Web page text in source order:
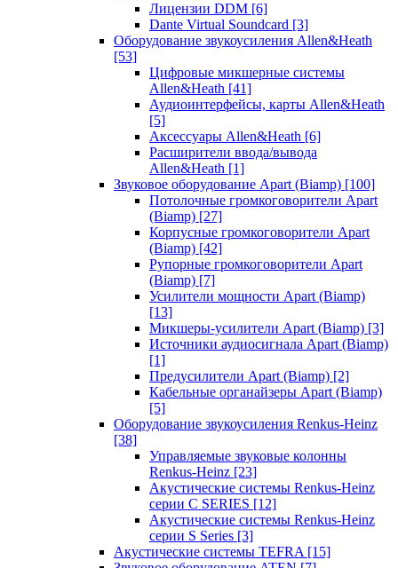
Лицензии DDM [6]
Dante Virtual Soundcard [3]
Оборудование звукоусиления Allen&Heath
[53]
Цифровые микшерные системы
Allen&Heath [41]
Аудиоинтерфейсы, карты Allen&Heath
[5]
Аксессуары Allen&Heath [6]
Расширители ввода/вывода
Allen&Heath [1]
Звуковое оборудование Apart (Biamp) [100]
Потолочные громкоговорители Apart
(Biamp) [27]
Корпусные громкоговорители Apart
(Biamp) [42]
Рупорные громкоговорители Apart
(Biamp) [7]
Усилители мощности Apart (Biamp)
[13]
Микшеры-усилители Apart (Biamp) [3]
Источники аудиосигнала Apart (Biamp)
[1]
Предусилители Apart (Biamp) [2]
Кабельные органайзеры Apart (Biamp)
[5]
Оборудование звукоусиления Renkus-Heinz
[38]
Управляемые звуковые колонны
Renkus-Heinz [23]
Акустические системы Renkus-Heinz
серии C SERIES [12]
Акустические системы Renkus-Heinz
серии S Series [3]
Акустические системы TEFRA [15]